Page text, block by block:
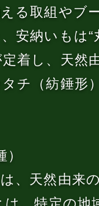
る取組やブ
安納いもは“
着し、天然
チ（紡錘形
、天然由来